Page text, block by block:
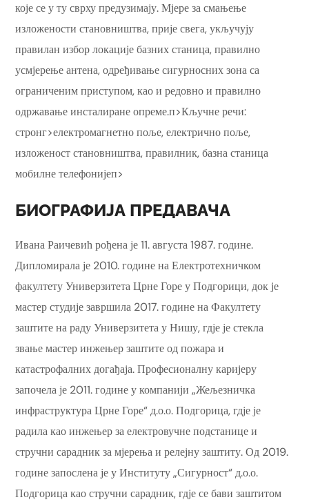
које се у ту сврху предузимају. Мјере за смањење
изложености становништва, прије свега, укључују
правилан избор локације базних станица, правилно
усмјерење антена, одређивање сигурносних зона са
ограниченим приступом, као и редовно и правилно
одржавање инсталиране опреме.п>Кључне речи:
стронг>електромагнетно поље, електрично поље,
изложеност становништва, правилник, базна станица
мобилне телефонијеп>
БИОГРАФИЈА ПРЕДАВАЧА
Ивана Раичевић рођена је 11. августа 1987. године.
Дипломирала је 2010. године на Електротехничком
факултету Универзитета Црне Горе у Подгорици, док је
мастер студије завршила 2017. године на Факултету
заштите на раду Универзитета у Нишу, гдје је стекла
звање мастер инжењер заштите од пожара и
катастрофалних догађаја. Професионалну каријеру
започела је 2011. године у компанији „Жељезничка
инфраструктура Црне Горе“ д.о.о. Подгорица, гдје је
радила као инжењер за електровучне подстанице и
стручни сарадник за мјерења и релејну заштиту. Од 2019.
године запослена је у Институту „Сигурност“ д.о.о.
Подгорица као стручни сарадник, гдје се бави заштитом